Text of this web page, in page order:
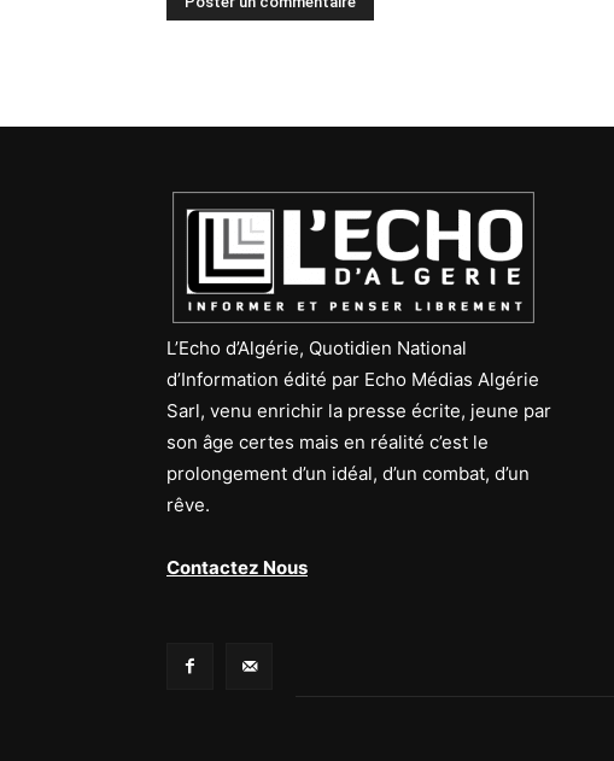
L’Echo d’Algérie, Quotidien National
d’Information édité par Echo Médias Algérie
Sarl, venu enrichir la presse écrite, jeune par
son âge certes mais en réalité c’est le
prolongement d’un idéal, d’un combat, d’un
rêve.
Contactez Nous